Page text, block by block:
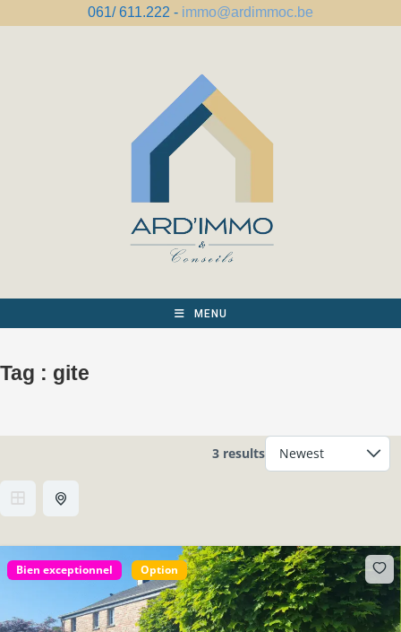
061/ 611.222 - immo@ardimmoc.be
MENU
Tag : gite
3 results
Bien exceptionnel Option